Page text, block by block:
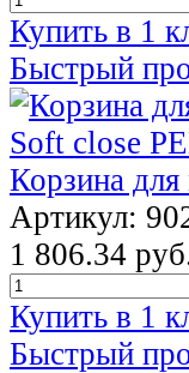
Купить в 1
Быстрый
Корзина
Артикул:
1 806.34
Купить в 1
Быстрый